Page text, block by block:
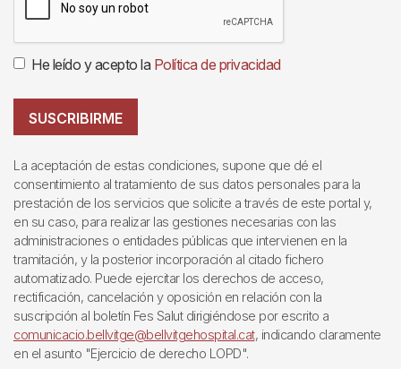
He leído y acepto la Política de privacidad
SUSCRIBIRME
La aceptación de estas condiciones, supone que dé el
consentimiento al tratamiento de sus datos personales para la
prestación de los servicios que solicite a través de este portal y,
en su caso, para realizar las gestiones necesarias con las
administraciones o entidades públicas que intervienen en la
tramitación, y la posterior incorporación al citado fichero
automatizado. Puede ejercitar los derechos de acceso,
rectificación, cancelación y oposición en relación con la
suscripción al boletín Fes Salut dirigiéndose por escrito a
comunicacio.bellvitge@bellvitgehospital.cat, indicando claramente
en el asunto "Ejercicio de derecho LOPD".